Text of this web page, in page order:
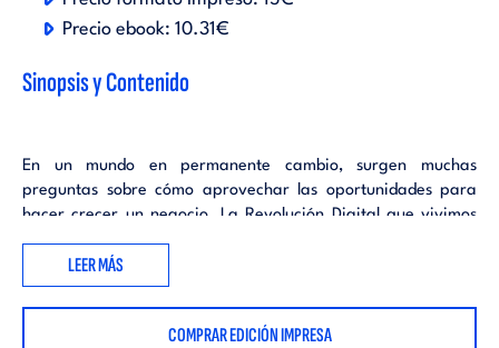
Precio ebook: 10.31€
Sinopsis y Contenido
En un mundo en permanente cambio, surgen muchas
preguntas sobre cómo aprovechar las oportunidades para
hacer crecer un negocio. La Revolución Digital que vivimos
está detrás de muchos de los cambios más profundos que
experimentan los consumidores y empresas de todo el mundo.
Emprendedores, directivos y líderes de empresas de todos los
tamaños que estén buscando nuevas oportunidades,
LEER MÁS
COMPRAR EDICIÓN IMPRESA